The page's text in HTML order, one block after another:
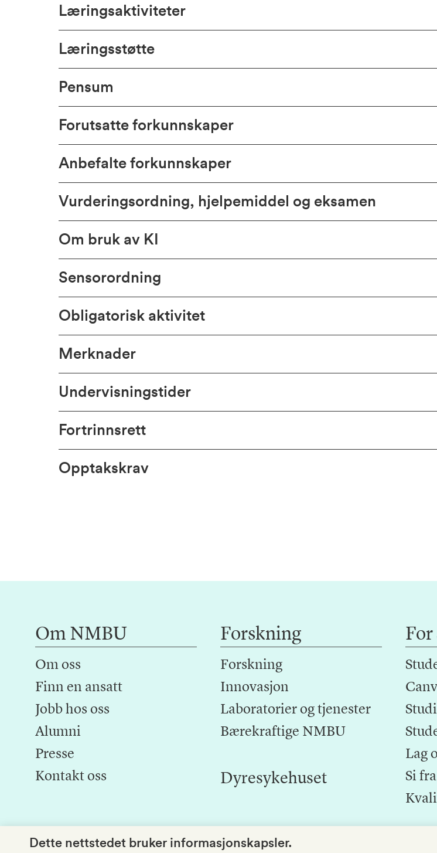
Læringsaktiviteter
Læringsstøtte
Pensum
Forutsatte forkunnskaper
Anbefalte forkunnskaper
Vurderingsordning, hjelpemiddel og eksamen
Om bruk av KI
Sensorordning
Obligatorisk aktivitet
Merknader
Undervisningstider
Fortrinnsrett
Opptakskrav
Om NMBU
Om oss
Finn en ansatt
Jobb hos oss
Alumni
Presse
Kontakt oss
Forskning
Forskning
Innovasjon
Laboratorier og tjenester
Bærekraftige NMBU
Dyresykehuset
Lag
Si
Dette nettstedet bruker informasjonskapsler.